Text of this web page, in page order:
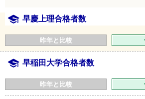
早慶上理合格者数
昨年と比較
早稲田大学合格者数
昨年と比較